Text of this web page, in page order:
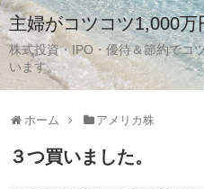
主婦がコツコツ1,000万
株式投資・IPO・優待＆節約でコ
います。
ホーム アメリカ株
３つ買いました。